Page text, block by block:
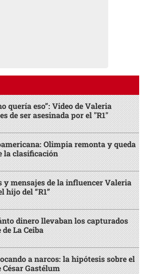
quería eso”: Video de Valeria
de ser asesinada por el "R1"
Olimpia remonta y queda
la clasificación
mensajes de la influencer Valeria
hijo del “R1”
dinero llevaban los capturados
La Ceiba
a narcos: la hipótesis sobre el
César Gastélum